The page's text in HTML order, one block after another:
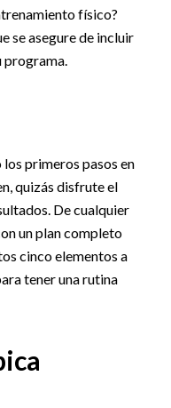
físico?
se asegure de incluir
programa.
primeros pasos en
quizás disfrute el
De cualquier
un plan completo
cinco elementos a
tener una rutina